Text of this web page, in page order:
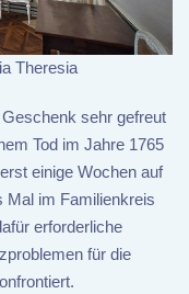
Theresia
sehr gefreut
Tod im Jahre 1765
einige Wochen auf
Mal im Familienkreis
erforderliche
für die